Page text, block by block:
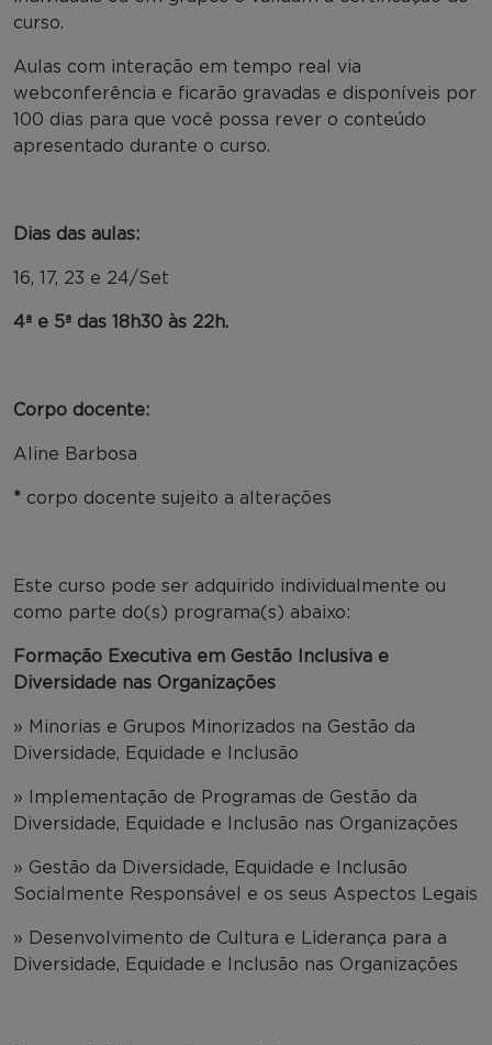
curso.
Aulas com interação em tempo real via
webconferência e ficarão gravadas e disponíveis por
100 dias para que você possa rever o conteúdo
apresentado durante o curso.
Dias das aulas:
16, 17, 23 e 24/Set
4ª e 5ª das 18h30 às 22h.
Corpo docente:
Aline Barbosa
* corpo docente sujeito a alterações
Este curso pode ser adquirido individualmente ou
como parte do(s) programa(s) abaixo:
Formação Executiva em Gestão Inclusiva e
Diversidade nas Organizações
» Minorias e Grupos Minorizados na Gestão da
Diversidade, Equidade e Inclusão
» Implementação de Programas de Gestão da
Diversidade, Equidade e Inclusão nas Organizações
» Gestão da Diversidade, Equidade e Inclusão
Socialmente Responsável e os seus Aspectos Legais
» Desenvolvimento de Cultura e Liderança para a
Diversidade, Equidade e Inclusão nas Organizações